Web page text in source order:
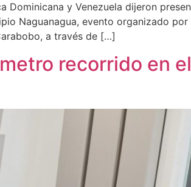
Dominicana y Venezuela dijeron
Naguanagua, evento organizado
a través de […]
recorrido en